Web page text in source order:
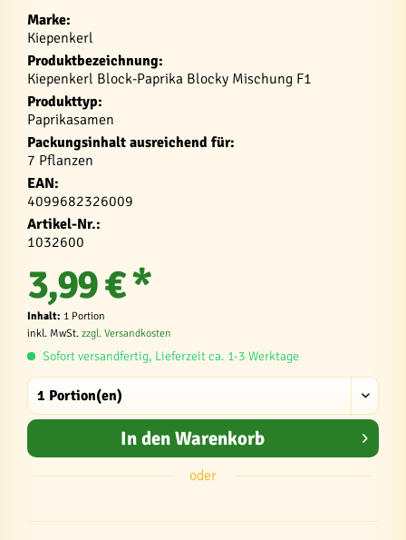
Marke:
Kiepenkerl
Produktbezeichnung:
Kiepenkerl Block-Paprika Blocky Mischung F1
Produkttyp:
Paprikasamen
Packungsinhalt ausreichend für:
7 Pflanzen
EAN:
4099682326009
Artikel-Nr.:
1032600
3,99 € *
Inhalt: 1 Portion
inkl. MwSt. zzgl. Versandkosten
Sofort versandfertig, Lieferzeit ca. 1-3 Werktage
In den Warenkorb
oder